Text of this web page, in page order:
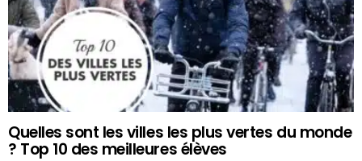
Quelles sont les villes les plus vertes du monde
? Top 10 des meilleures élèves